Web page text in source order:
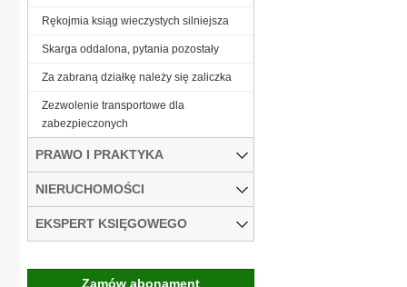
Rękojmia ksiąg wieczystych silniejsza
Skarga oddalona, pytania pozostały
Za zabraną działkę należy się zaliczka
Zezwolenie transportowe dla
zabezpieczonych
PRAWO I PRAKTYKA
NIERUCHOMOŚCI
EKSPERT KSIĘGOWEGO
Zamów abonament